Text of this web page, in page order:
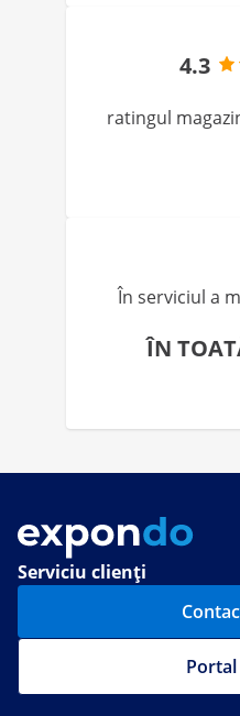
4.3
ratingul
În serviciul a
ÎN
Serviciu clienți